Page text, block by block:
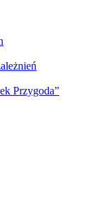
Przygoda”